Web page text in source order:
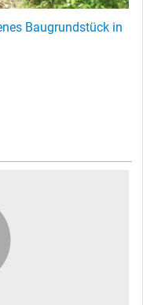
Baugrundstück in